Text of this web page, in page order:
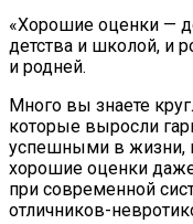
«Хорошие оценки —
детства и школой, и
и родней.
Много вы знаете
которые выросли
успешными в жизни,
хорошие оценки
при современной
отличников-